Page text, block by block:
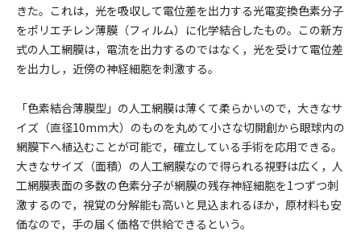
きた。これは，光を吸収して電位差を出力する光電変換色素分子
をポリエチレン薄膜（フィルム）に化学結合したもの。この新方
式の人工網膜は，電流を出力するのではなく，光を受けて電位差
を出力し，近傍の神経細胞を刺激する。
「色素結合薄膜型」の人工網膜は薄くて柔らかいので，大きなサ
イズ（直径10mm大）のものを丸めて小さな切開創から眼球内の
網膜下へ植込むことが可能で，確立している手術を応用できる。
大きなサイズ（面積）の人工網膜なので得られる視野は広く，人
工網膜表面の多数の色素分子が網膜の残存神経細胞を1つずつ刺
激するので，視覚の分解能も高いと見込まれるほか，原材料も安
価なので，手の届く価格で供給できるという。